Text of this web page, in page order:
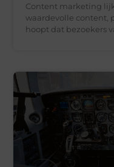
Content marketing
waardevolle content,
hoopt dat bezoekers